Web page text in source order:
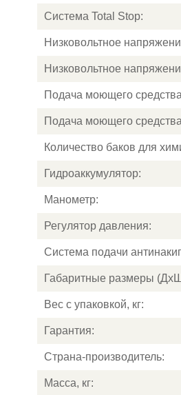
Система Total Stop:
Низковольтное
Низковольтное
Подача моющего
Подача моющего
Количество баков для
Гидроаккумулятор:
Манометр:
Регулятор давления:
Система подачи
Габаритные размеры
Вес с упаковкой, кг:
Гарантия:
Страна-производитель:
Масса, кг: